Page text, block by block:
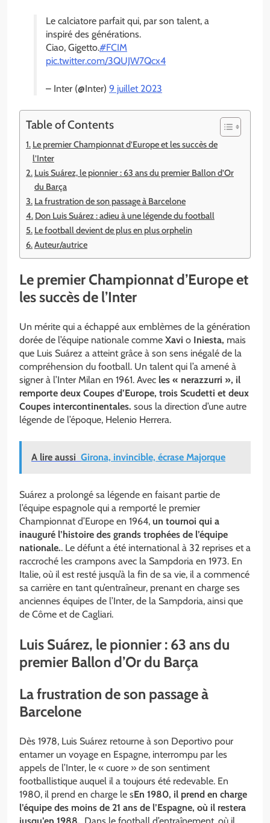
Le calciatore parfait qui, par son talent, a
inspiré des générations.
Ciao, Gigetto.#FCIM
pic.twitter.com/3QUJW7Qcx4
– Inter (@Inter) 9 juillet 2023
Table of Contents
Le premier Championnat d’Europe et les succès de
l’Inter
Luis Suárez, le pionnier : 63 ans du premier Ballon d’Or
du Barça
La frustration de son passage à Barcelone
Don Luis Suárez : adieu à une légende du football
Le football devient de plus en plus orphelin
Auteur/autrice
Le premier Championnat d’Europe et
les succès de l’Inter
Un mérite qui a échappé aux emblèmes de la génération
dorée de l’équipe nationale comme Xavi o Iniesta, mais
que Luis Suárez a atteint grâce à son sens inégalé de la
compréhension du football. Un talent qui l’a amené à
signer à l’Inter Milan en 1961. Avec les « nerazzurri », il
remporte deux Coupes d’Europe, trois Scudetti et deux
Coupes intercontinentales. sous la direction d’une autre
légende de l’époque, Helenio Herrera.
A lire aussi Girona, invincible, écrase Majorque
Suárez a prolongé sa légende en faisant partie de
l’équipe espagnole qui a remporté le premier
Championnat d’Europe en 1964, un tournoi qui a
inauguré l’histoire des grands trophées de l’équipe
nationale.. Le défunt a été international à 32 reprises et a
raccroché les crampons avec la Sampdoria en 1973. En
Italie, où il est resté jusqu’à la fin de sa vie, il a commencé
sa carrière en tant qu’entraîneur, prenant en charge ses
anciennes équipes de l’Inter, de la Sampdoria, ainsi que
de Côme et de Cagliari.
Luis Suárez, le pionnier : 63 ans du
premier Ballon d’Or du Barça
La frustration de son passage à
Barcelone
Dès 1978, Luis Suárez retourne à son Deportivo pour
entamer un voyage en Espagne, interrompu par les
appels de l’Inter, le « cuore » de son sentiment
footballistique auquel il a toujours été redevable. En
1980, il prend en charge le sEn 1980, il prend en charge
l’équipe des moins de 21 ans de l’Espagne, où il restera